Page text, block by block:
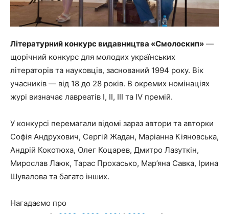
Літературний конкурс видавництва «Смолоскип» —
щорічний конкурс для молодих українських
літераторів та науковців, заснований 1994 року. Вік
учасників — від 18 до 28 років. В окремих номінаціях
журі визначає лавреатів І, II, III та IV премій.
У конкурсі перемагали відомі зараз автори та авторки
Софія Андрухович, Сергій Жадан, Маріанна Кіяновська,
Андрій Кокотюха, Олег Коцарев, Дмитро Лазуткін,
Мирослав Лаюк, Тарас Прохасько, Мар’яна Савка, Ірина
Шувалова та багато інших.
Нагадаємо про